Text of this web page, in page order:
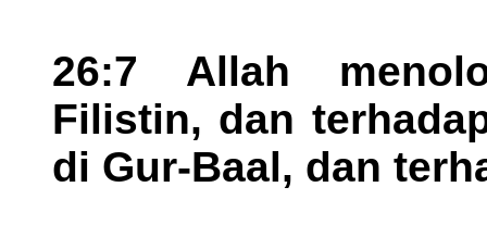
26:7 Allah
Filistin, dan
di Gur-Baal, dan